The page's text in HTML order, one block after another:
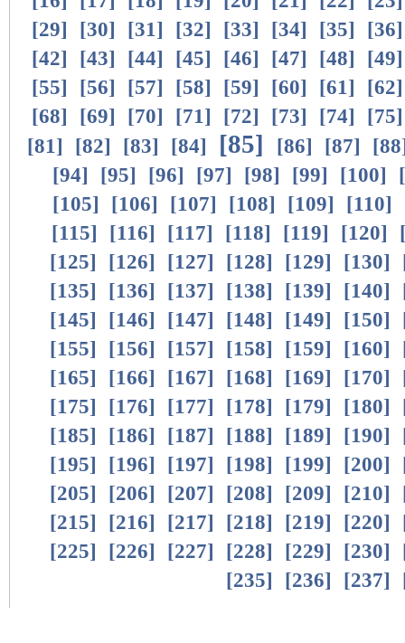
[29] [30] [31] [32] [33] [34] [35] [36
[42] [43] [44] [45] [46] [47] [48] [49
[55] [56] [57] [58] [59] [60] [61] [62
[68] [69] [70] [71] [72] [73] [74] [75
[81] [82] [83] [84] [85] [86] [87] [88
[94] [95] [96] [97] [98] [99] [100]
[
[105] [106] [107] [108] [109] [110]
[115] [116] [117] [118] [119] [120]
[125] [126] [127] [128] [129] [130]
[135] [136] [137] [138] [139] [140]
[145] [146] [147] [148] [149] [150]
[155] [156] [157] [158] [159] [160]
[165] [166] [167] [168] [169] [170]
[175] [176] [177] [178] [179] [180]
[185] [186] [187] [188] [189] [190]
[195] [196] [197] [198] [199] [200]
[205] [206] [207] [208] [209] [210]
[215] [216] [217] [218] [219] [220]
[225] [226] [227] [228] [229] [230]
[235] [236] [237]